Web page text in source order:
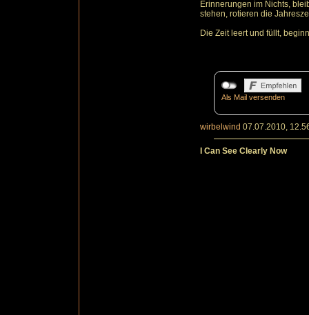
Erinnerungen im Nichts,
stehen, rotieren die
Die Zeit leert und füllt,
Als Mail versenden
wirbelwind 07.07.2010,
I Can See Clearly Now